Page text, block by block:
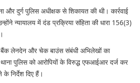
और दुर्ग पुलिस अधीक्षक से शिकायत की थी। कार्रवाई
न्यायालय में दंड प्रक्रिया संहिता की धारा 156(3)
बैंक लेनदेन और चेक बाउंस संबंधी अभिलेखों का
पुलिस को आरोपियों के विरुद्ध एफआईआर दर्ज कर
निर्देश दिए हैं।